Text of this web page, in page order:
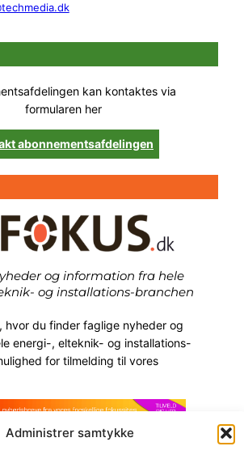
Administrer samtykke
kan kontaktes via
formularen her
abonnementsafdelingen
og information fra hele
og installations-branchen
, hvor du finder faglige nyheder og
energi-, elteknik- og installations-
for tilmelding til vores